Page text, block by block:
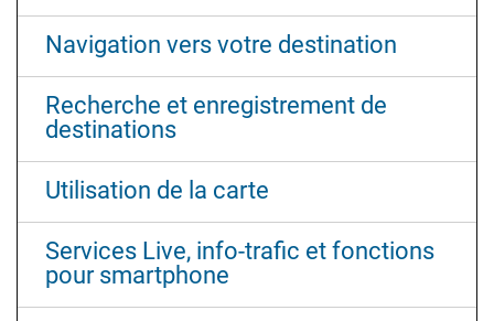
Navigation vers votre destination
Recherche et enregistrement de
destinations
Utilisation de la carte
Services Live, info-trafic et fonctions
pour smartphone